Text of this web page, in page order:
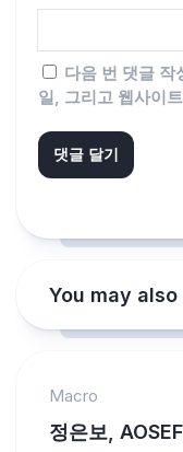
다음 번 댓글 작
일, 그리고 웹사이
You may
Macro
정은보,